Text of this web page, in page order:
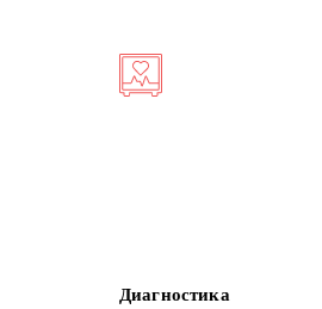
Диагностика